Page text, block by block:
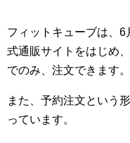
フィットキューブは、
式通販サイトをはじめ
でのみ、注文できます。
また、予約注文という
っています。